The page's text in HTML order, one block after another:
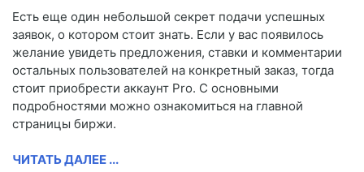
Есть еще один небольшой секрет подачи успешных
заявок, о котором стоит знать. Если у вас появилось
желание увидеть предложения, ставки и комментарии
остальных пользователей на конкретный заказ, тогда
стоит приобрести аккаунт Pro. С основными
подробностями можно ознакомиться на главной
страницы биржи.
ЧИТАТЬ ДАЛЕЕ ...